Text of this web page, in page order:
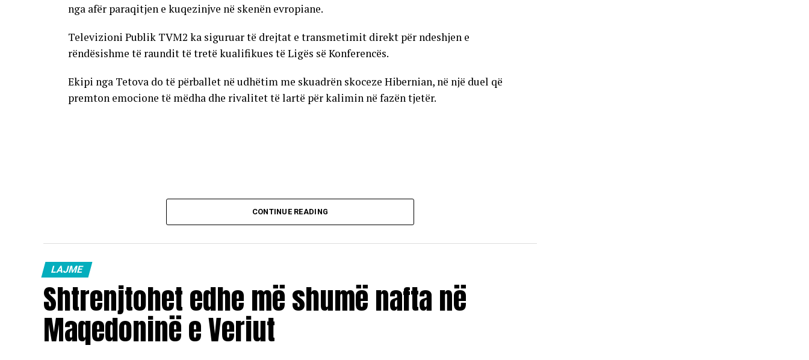
nga afër paraqitjen e kuqezinjve në skenën evropiane.
Televizioni Publik TVM2 ka siguruar të drejtat e transmetimit direkt për ndeshjen e
rëndësishme të raundit të tretë kualifikues të Ligës së Konferencës.
Ekipi nga Tetova do të përballet në udhëtim me skuadrën skoceze Hibernian, në një duel që
premton emocione të mëdha dhe rivalitet të lartë për kalimin në fazën tjetër.
CONTINUE READING
LAJME
Shtrenjtohet edhe më shumë nafta në
Maqedoninë e Veriut